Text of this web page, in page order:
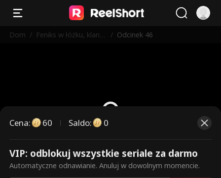
Dom / Feniks w łóżku, klan n
/ Odcinek 46
To są płatne odcinki. Odblokuj,
aby oglądać.
Cena: 60 Saldo: 0
VIP: odblokuj wszystkie seriale za darmo
Automatyczne odnawianie. Anuluj w dowolnym momencie.